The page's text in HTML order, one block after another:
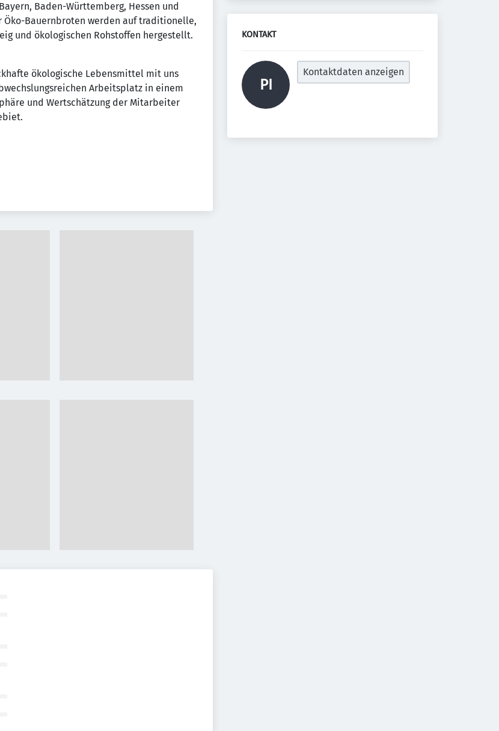
Baden-Württemberg, Hessen und
Öko-Bauernbroten werden auf traditionelle,
und ökologischen Rohstoffen hergestellt.
ökologische Lebensmittel mit uns
Arbeitsplatz in einem
und Wertschätzung der Mitarbeiter
KONTAKT
PI
Kontaktdaten anzeigen